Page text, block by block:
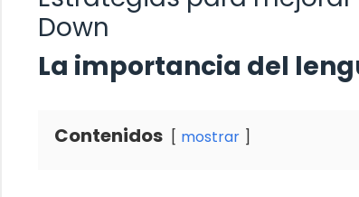
Down
La importancia del
Contenidos mostrar